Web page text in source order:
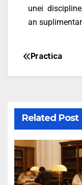
unei
an
Practica
Related Post